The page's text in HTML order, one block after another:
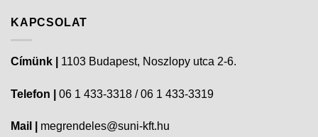
KAPCSOLAT
Címünk | 1103 Budapest, Noszlopy utca 2-6.
Telefon | 06 1 433-3318 / 06 1 433-3319
Mail | megrendeles@suni-kft.hu